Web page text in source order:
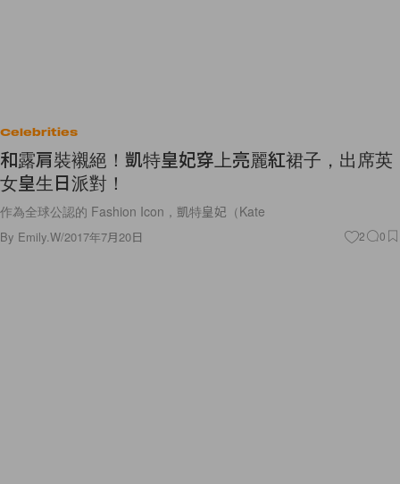
Celebrities
和露肩裝襯絕！凱特皇妃穿上亮麗紅裙子，出席英
女皇生日派對！
作為全球公認的 Fashion Icon，凱特皇妃（Kate
By Emily.W/2017年7月20日 2 0